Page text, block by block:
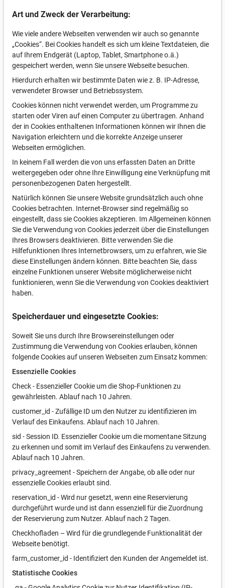
Art und Zweck der Verarbeitung:
Wie viele andere Webseiten verwenden wir auch so genannte
„Cookies“. Bei Cookies handelt es sich um kleine Textdateien, die
auf Ihrem Endgerät (Laptop, Tablet, Smartphone o.ä.)
gespeichert werden, wenn Sie unsere Webseite besuchen.
Hierdurch erhalten wir bestimmte Daten wie z. B. IP-Adresse,
verwendeter Browser und Betriebssystem.
Cookies können nicht verwendet werden, um Programme zu
starten oder Viren auf einen Computer zu übertragen. Anhand
der in Cookies enthaltenen Informationen können wir Ihnen die
Navigation erleichtern und die korrekte Anzeige unserer
Webseiten ermöglichen.
In keinem Fall werden die von uns erfassten Daten an Dritte
weitergegeben oder ohne Ihre Einwilligung eine Verknüpfung mit
personenbezogenen Daten hergestellt.
Natürlich können Sie unsere Website grundsätzlich auch ohne
Cookies betrachten. Internet-Browser sind regelmäßig so
eingestellt, dass sie Cookies akzeptieren. Im Allgemeinen können
Sie die Verwendung von Cookies jederzeit über die Einstellungen
Ihres Browsers deaktivieren. Bitte verwenden Sie die
Hilfefunktionen Ihres Internetbrowsers, um zu erfahren, wie Sie
diese Einstellungen ändern können. Bitte beachten Sie, dass
einzelne Funktionen unserer Website möglicherweise nicht
funktionieren, wenn Sie die Verwendung von Cookies deaktiviert
haben.
Speicherdauer und eingesetzte Cookies:
Soweit Sie uns durch Ihre Browsereinstellungen oder
Zustimmung die Verwendung von Cookies erlauben, können
folgende Cookies auf unseren Webseiten zum Einsatz kommen:
Essenzielle Cookies
Check - Essenzieller Cookie um die Shop-Funktionen zu
gewährleisten. Ablauf nach 10 Jahren.
customer_id - Zufällige ID um den Nutzer zu identifizieren im
Verlauf des Einkaufens. Ablauf nach 10 Jahren.
sid - Session ID. Essenzieller Cookie um die momentane Sitzung
zu erkennen und somit im Verlauf des Einkaufens zu verwenden.
Ablauf nach 10 Jahren.
privacy_agreement - Speichern der Angabe, ob alle oder nur
essenzielle Cookies erlaubt sind.
reservation_id - Wird nur gesetzt, wenn eine Reservierung
durchgeführt wurde und ist dann essenziell für die Zuordnung
der Reservierung zum Nutzer. Ablauf nach 2 Tagen.
Checkhofladen – Wird für die grundlegende Funktionalität der
Webseite benötigt.
farm_customer_id - Identifiziert den Kunden der Angemeldet ist.
Statistische Cookies